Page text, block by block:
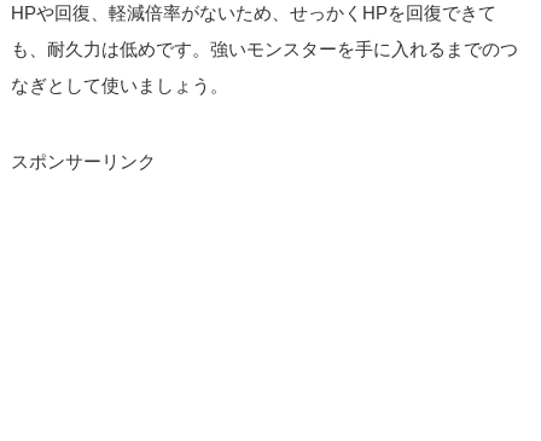
HPや回復、軽減倍率がないため、せっかくHPを回復できて
も、耐久力は低めです。強いモンスターを手に入れるまでのつ
なぎとして使いましょう。
スポンサーリンク